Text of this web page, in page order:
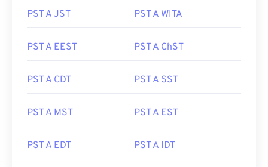
PST A JST PST A WITA
PST A EEST PST A ChST
PST A CDT PST A SST
PST A MST PST A EST
PST A EDT PST A IDT